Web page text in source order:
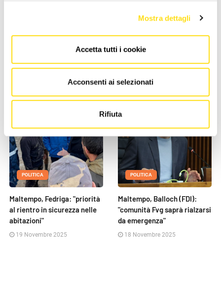
Mostra dettagli
Accetta tutti i cookie
Acconsenti ai selezionati
Rifiuta
Parte da Monfalcone
l’emendamento sulla
dispersione delle ceneri
POLITICA
Danni maltempo, Fedriga: "in
Stabilità Fvg 30 mln per
comunità Cormons"
POLITICA
Maltempo, Fedriga: "priorità
al rientro in sicurezza nelle
abitazioni"
19 Novembre 2025
POLITICA
Maltempo, Balloch (FDI):
"comunità Fvg saprà rialzarsi
da emergenza"
18 Novembre 2025